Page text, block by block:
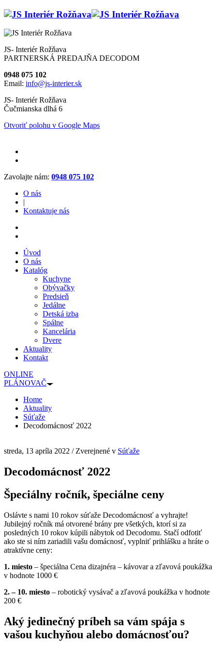
JS- Interiér Rožňava
PARTNERSKÁ PREDAJŇA DECODOM
0948 075 102
Email: info@js-interier.sk
JS- Interiér Rožňava
Čučmianska dlhá 6
Otvoriť polohu v Google Maps
Zavolajte nám: 0948 075 102
O nás
|
Kontaktuje nás
Úvod
O nás
Katalóg
Kuchyne
Obývačky
Predsieň
Jedálne
Detská izba
Spálne
Kancelária
Dvere
Aktuality
Kontakt
ONLINE
PLÁNOVAČ
Home
Aktuality
Súťaže
Decodomácnosť 2022
streda, 13 apríla 2022 /Zverejnené v Súťaže
Decodomácnosť 2022
Špeciálny ročník, špeciálne ceny
Oslávte s nami 10 rokov súťaže Decodomácnosť a vyhrajte!
Jubilejný ročník má otvorené brány pre všetkých, ktorí si za
posledných 10 rokov kúpili nábytok od Decodomu. Stačí odfotiť
ako ste si ním zariadili vašu domácnosť, vyplniť prihlášku a hráte o
atraktívne ceny:
1. miesto – špeciálna Cena dizajnéra – kávovar a zľavová poukážka
v hodnote 1000 €
2. – 10. miesto – robotický vysávač a zľavová poukážka v hodnote
200 €
Aký jedinečný príbeh sa vám spája s
vašou kuchyňou alebo domácnosťou?